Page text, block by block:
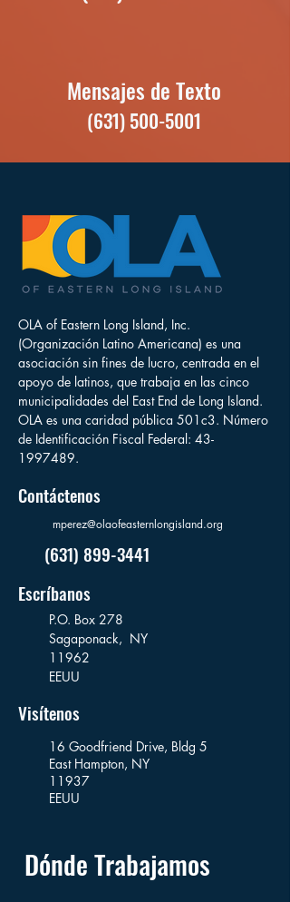
Mensajes de Texto
(631) 500-5001
OLA of Eastern Long Island, Inc.
(Organización Latino Americana) es una
asociación sin fines de lucro, centrada en el
apoyo de latinos, que trabaja en las cinco
municipalidades del East End de Long Island.
OLA es una caridad pública 501c3. Número
de Identificación Fiscal Federal: 43-
1997489.
Contáctenos
mperez@olaofeasternlongisland.org
(631) 899-3441
Escríbanos
Visítenos
P.O. Box 278
Sagaponack, NY
11962
EEUU
16 Goodfriend Drive, Bldg 5
East Hampton, NY
11937
EEUU
Dónde Trabajamos